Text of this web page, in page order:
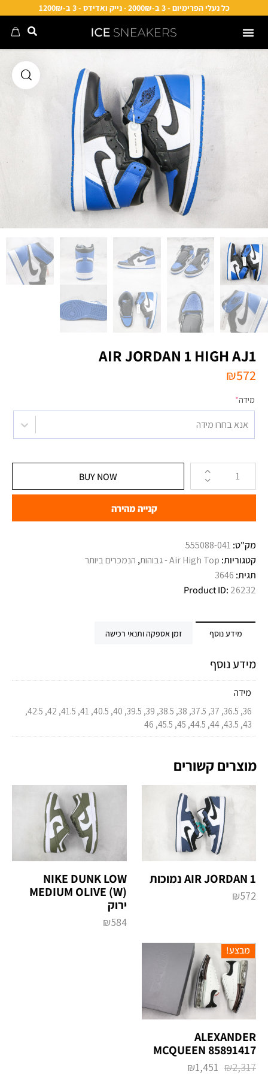
כל נעלי הפרימיום - 3 ב-2000₪ · נייק ואדידס - 3 ב-1200₪
AIR JORDAN 1 HIGH AJ1
₪572
מידה*
אנא בחרו מידה
BUY NOW
קנייה מהירה
מק"ט: 555088-041
קטגוריות: Air High Top - גבוהות , הנמכרים ביותר
תגית: 3646
Product ID: 26232
מידע נוסף זמן אספקה ותנאי רכישה
מידע נוסף
מידה
36, 36.5, 37, 37.5, 38, 38.5, 39, 39.5, 40, 40.5, 41, 41.5, 42, 42.5,
43, 43.5, 44, 44.5, 45, 45.5, 46
מוצרים קשורים
AIR JORDAN 1 נמוכות
₪572
NIKE DUNK LOW
MEDIUM OLIVE (W)
ירוק
₪584
מבצע!
ALEXANDER
MCQUEEN 85891417
₪2,317
₪1,451